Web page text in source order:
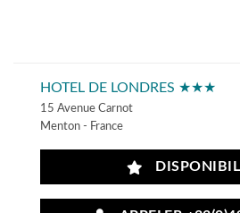
HOTEL DE LONDRES ★★★
15 Avenue Carnot
Menton - France